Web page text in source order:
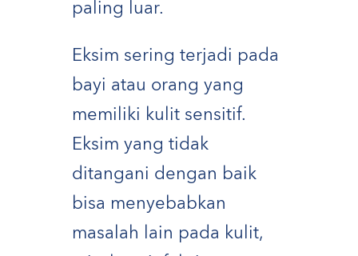
paling luar.
Eksim sering terjadi pada
bayi atau orang yang
memiliki kulit sensitif.
Eksim yang tidak
ditangani dengan baik
bisa menyebabkan
masalah lain pada kulit,